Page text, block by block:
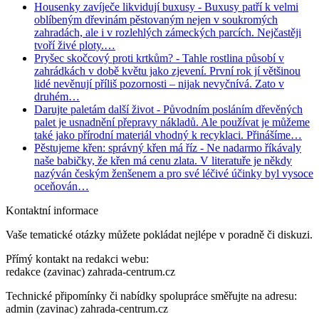
Housenky zavíječe likvidují buxusy - Buxusy patří k velmi
oblíbeným dřevinám pěstovaným nejen v soukromých
zahradách, ale i v rozlehlých zámeckých parcích. Nejčastěji
tvoří živé ploty.…
Pryšec skočcový proti krtkům? - Tahle rostlina působí v
zahrádkách v době květu jako zjevení. První rok jí většinou
lidé nevěnují příliš pozornosti – nijak nevyčnívá. Zato v
druhém…
Darujte paletám další život - Původním posláním dřevěných
palet je usnadnění přepravy nákladů. Ale používat je můžeme
také jako přírodní materiál vhodný k recyklaci. Přinášíme…
Pěstujeme křen: správný křen má říz - Ne nadarmo říkávaly
naše babičky, že křen má cenu zlata. V literatuře je někdy
nazýván českým ženšenem a pro své léčivé účinky byl vysoce
oceňován…
Kontaktní informace
Vaše tematické otázky můžete pokládat nejlépe v poradně či diskuzi.
Přímý kontakt na redakci webu:
redakce (zavinac) zahrada-centrum.cz
Technické připomínky či nabídky spolupráce směřujte na adresu:
admin (zavinac) zahrada-centrum.cz